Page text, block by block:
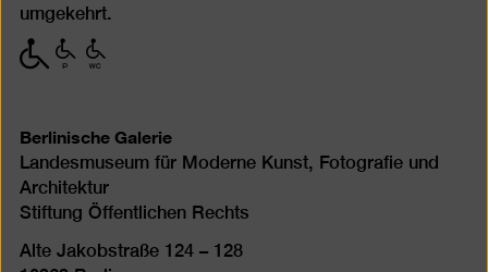
umgekehrt.
mit
eingeschränkter
mit
eingeschränkter
mit
eingeschränkter
Berlinische Galerie
Landesmuseum für Moderne Kunst, Fotografie und
Architektur
Stiftung Öffentlichen Rechts
Alte Jakobstraße 124 – 128